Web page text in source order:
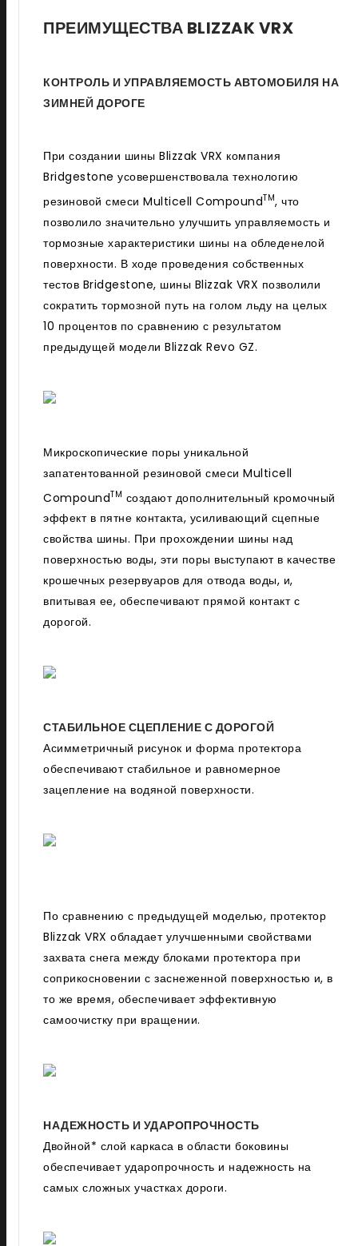
ПРЕИМУЩЕСТВА BLIZZAK VRX
КОНТРОЛЬ И УПРАВЛЯЕМОСТЬ АВТОМОБИЛЯ НА
ЗИМНЕЙ ДОРОГЕ
При создании шины Blizzak VRX компания
Bridgestone усовершенствовала технологию
резиновой смеси Multicell CompoundTM, что
позволило значительно улучшить управляемость и
тормозные характеристики шины на обледенелой
поверхности. В ходе проведения собственных
тестов Bridgestone, шины Blizzak VRX позволили
сократить тормозной путь на голом льду на целых
10 процентов по сравнению с результатом
предыдущей модели Blizzak Revo GZ.
Микроскопические поры уникальной
запатентованной резиновой смеси Multicell
CompoundTM создают дополнительный кромочный
эффект в пятне контакта, усиливающий сцепные
свойства шины. При прохождении шины над
поверхностью воды, эти поры выступают в качестве
крошечных резервуаров для отвода воды, и,
впитывая ее, обеспечивают прямой контакт с
дорогой.
СТАБИЛЬНОЕ СЦЕПЛЕНИЕ С ДОРОГОЙ
Асимметричный рисунок и форма протектора
обеспечивают стабильное и равномерное
зацепление на водяной поверхности.
По сравнению с предыдущей моделью, протектор
Blizzak VRX обладает улучшенными свойствами
захвата снега между блоками протектора при
соприкосновении с заснеженной поверхностью и, в
то же время, обеспечивает эффективную
самоочистку при вращении.
НАДЕЖНОСТЬ И УДАРОПРОЧНОСТЬ
Двойной* слой каркаса в области боковины
обеспечивает ударопрочность и надежность на
самых сложных участках дороги.